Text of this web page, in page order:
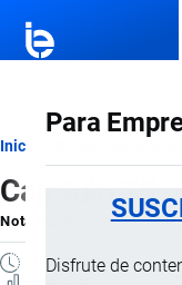
Para
Disfrute de
Ruta
de
navegación
Inicio
Capítulo 75
Nota Explicativapor
7 MINUTOS